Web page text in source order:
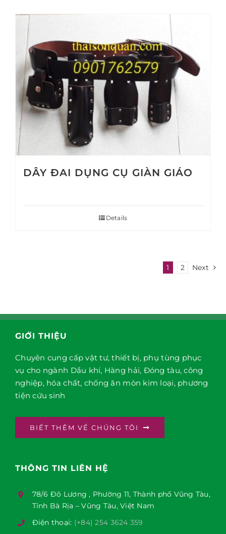
DÂY ĐAI DỤNG CỤ GIÀN GIÁO
Details
1 2 Next
GIỚI THIỆU
Chuyên cung cấp vật tư, thiết bị, phụ tùng phục
vụ cho ngành Dầu khí, Hàng hải, Đóng tàu, công
nghiệp, hóa chất, chống ăn mòn kim loại, phương
tiện cứu sinh
BIẾT THÊM VỀ CHÚNG TÔI
THÔNG TIN LIÊN HỆ
78/6 Đô Lương , Phường 11, Thành phố Vũng Tàu,
Tỉnh Bà Rịa – Vũng Tàu, Việt Nam
Điện thoại: (+84) 254 3624 359